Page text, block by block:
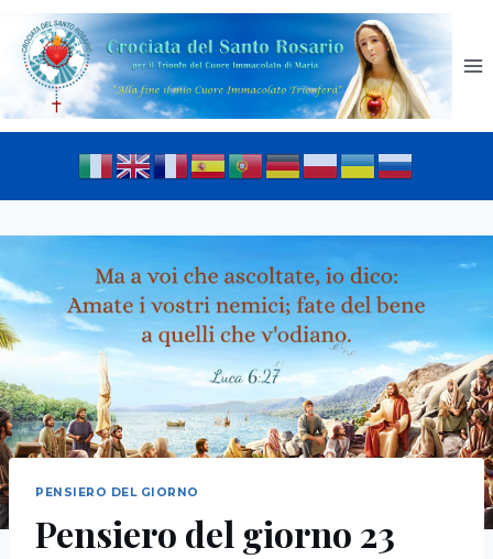
PENSIERO DEL GIORNO
Pensiero del giorno 23